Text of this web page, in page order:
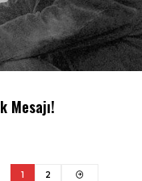
Mesajı!
1 2